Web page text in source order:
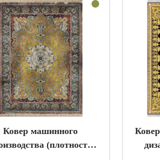
Ковер машинного
(плотность